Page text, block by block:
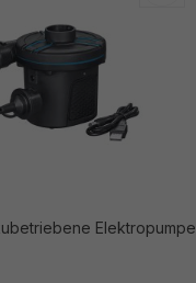
Elektropumpe